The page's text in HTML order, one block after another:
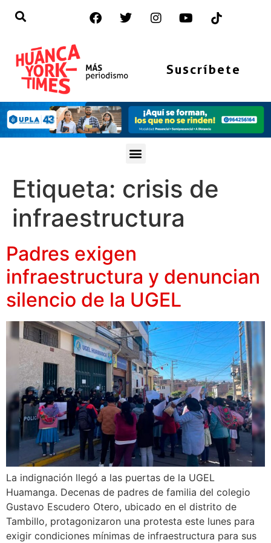
Suscríbete
Etiqueta: crisis de
infraestructura
Padres exigen
infraestructura y denuncian
silencio de la UGEL
La indignación llegó a las puertas de la UGEL
Huamanga. Decenas de padres de familia del colegio
Gustavo Escudero Otero, ubicado en el distrito de
Tambillo, protagonizaron una protesta este lunes para
exigir condiciones mínimas de infraestructura para sus